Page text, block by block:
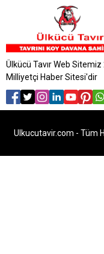
Ülkücü Tavır Web
Milliyetçi Haber Sitesi'dir
Ulkucutavir.com - Tüm